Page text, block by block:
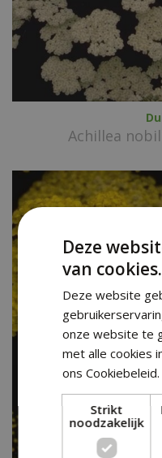
Achillea
Deze
van cookies.
Deze website
onze website te
met alle cookies
ons Cookiebeleid.
Strikt
noodzakelijk